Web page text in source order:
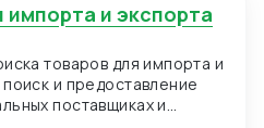
импорта и экспорта
товаров для импорта и
и предоставление
поставщиках и